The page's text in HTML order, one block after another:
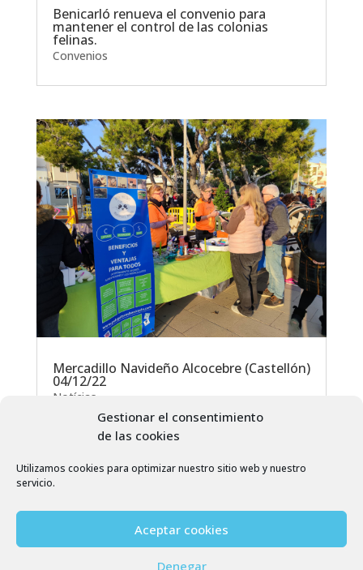
Gestionar el consentimiento
de las cookies
Utilizamos cookies para optimizar nuestro sitio web y nuestro
servicio.
Aceptar cookies
Denegar
Benicarló renueva el convenio para
mantener el control de las colonias
felinas.
Convenios
Mercadillo Navideño Alcocebre (Castellón)
04/12/22
Notícias